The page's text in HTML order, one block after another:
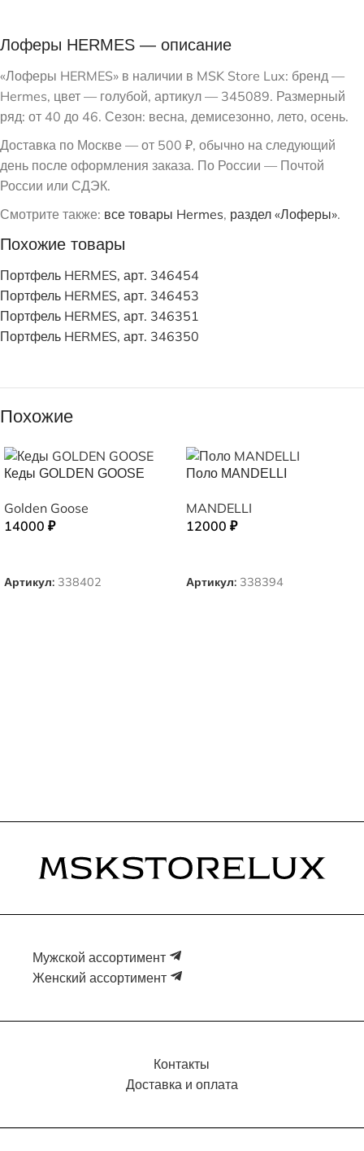
Лоферы HERMES — описание
«Лоферы HERMES» в наличии в MSK Store Lux: бренд —
Hermes, цвет — голубой, артикул — 345089. Размерный
ряд: от 40 до 46. Сезон: весна, демисезонно, лето, осень.
Доставка по Москве — от 500 ₽, обычно на следующий
день после оформления заказа. По России — Почтой
России или СДЭК.
Смотрите также: все товары Hermes, раздел «Лоферы».
Похожие товары
Портфель HERMES, арт. 346454
Портфель HERMES, арт. 346453
Портфель HERMES, арт. 346351
Портфель HERMES, арт. 346350
Похожие
Кеды GOLDEN GOOSE
Golden Goose
14000 ₽
Артикул: 338402
Поло MANDELLI
MANDELLI
12000 ₽
Артикул: 338394
Мужской ассортимент
Женский ассортимент
Контакты
Доставка и оплата